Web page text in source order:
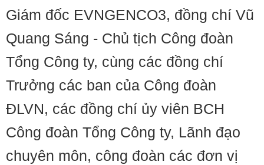
Giám đốc EVNGENCO3, đồng chí Vũ
Quang Sáng - Chủ tịch Công đoàn
Tổng Công ty, cùng các đồng chí
Trưởng các ban của Công đoàn
ĐLVN, các đồng chí ủy viên BCH
Công đoàn Tổng Công ty, Lãnh đạo
chuyên môn, công đoàn các đơn vị